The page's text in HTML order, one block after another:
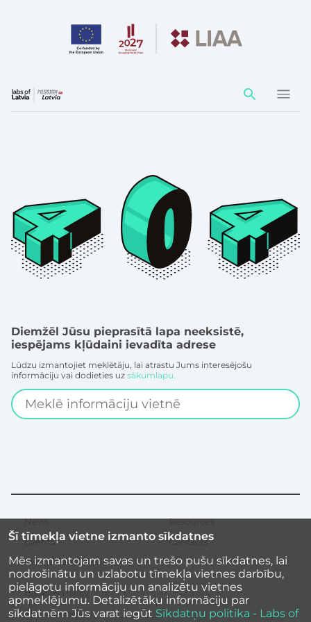
Action
element
Diemžēl Jūsu pieprasītā lapa neeksistē,
iespējams kļūdaini ievadīta adrese
Lūdzu izmantojiet meklētāju, lai atrastu Jums interesējošu
informāciju vai dodieties uz sākumlapu.
Search
Šī tīmekļa vietne izmanto sīkdatnes
Mēs izmantojam savas un trešo pušu sīkdatnes, lai
nodrošinātu un uzlabotu tīmekļa vietnes darbību,
pielāgotu informāciju un analizētu vietnes
apmeklējumu. Detalizētāku informāciju par
sīkdatnēm Jūs varat iegūt Sīkdatņu politika - Labs of
Secondary
menu
News
Events
Inspirational stories
Resources
Contacts
Cookies Policy
Site accessibility